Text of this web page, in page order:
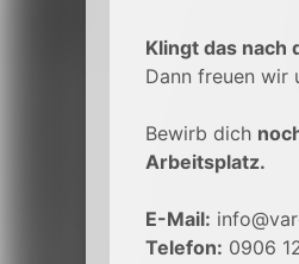
Klingt das nach
Dann freuen wir
Bewirb dich
Arbeitsplatz.
E-Mail:
Telefon: 0906